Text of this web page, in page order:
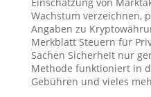
Wachstum verzeichnen,
Angaben zu
Merkblatt Steuern für
Sachen Sicherheit nur
Methode funktioniert in
Gebühren und vieles